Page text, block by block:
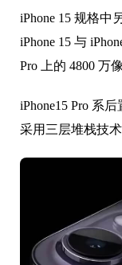
iPhone 15 规格中
iPhone 15 与
Pro 上的 4800 万像
iPhone15 Pro 系
采用三层堆栈技